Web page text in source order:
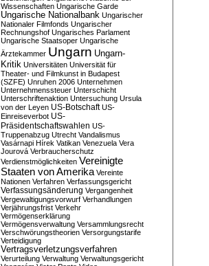
Wissenschaften Ungarische Garde
Ungarische Nationalbank Ungarischer
Nationaler Filmfonds Ungarischer
Rechnungshof Ungarisches Parlament
Ungarische Staatsoper Ungarische
Ärztekammer Ungarn Ungarn-
Kritik Universitäten Universität für
Theater- und Filmkunst in Budapest
(SZFE) Unruhen 2006 Unternehmen
Unternehmenssteuer Unterschicht
Unterschriftenaktion Untersuchung Ursula
von der Leyen US-Botschaft US-
Einreiseverbot US-
Präsidentschaftswahlen US-
Truppenabzug Utrecht Vandalismus
Vasárnapi Hírek Vatikan Venezuela Vera
Jourová Verbraucherschutz
Verdienstmöglichkeiten Vereinigte
Staaten von Amerika Vereinte
Nationen Verfahren Verfassungsgericht
Verfassungsänderung Vergangenheit
Vergewaltigungsvorwurf Verhandlungen
Verjährungsfrist Verkehr
Vermögenserklärung
Vermögensverwaltung Versammlungsrecht
Verschwörungstheorien Versorgungstarife
Verteidigung
Vertragsverletzungsverfahren
Verurteilung Verwaltung Verwaltungsgericht